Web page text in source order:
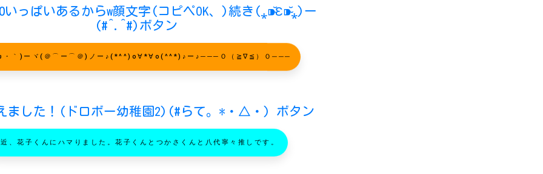
いっぱいあるからw顔文字(コピペOK、)続き(⁎⁍̴̆Ɛ⁍̴̆⁎)ー
(#^.^#)ボタン
・｀)ーヾ(＠⌒ー⌒＠)ノー♪(*^^)o∀*∀o(^^*)♪ー♪───Ｏ（≧∇≦）Ｏ───
ました！(ドロボー幼稚園2)(#らて。*・△・) ボタン
、花子くんにハマりました。花子くんとつかさくんと八代寧々推しです。